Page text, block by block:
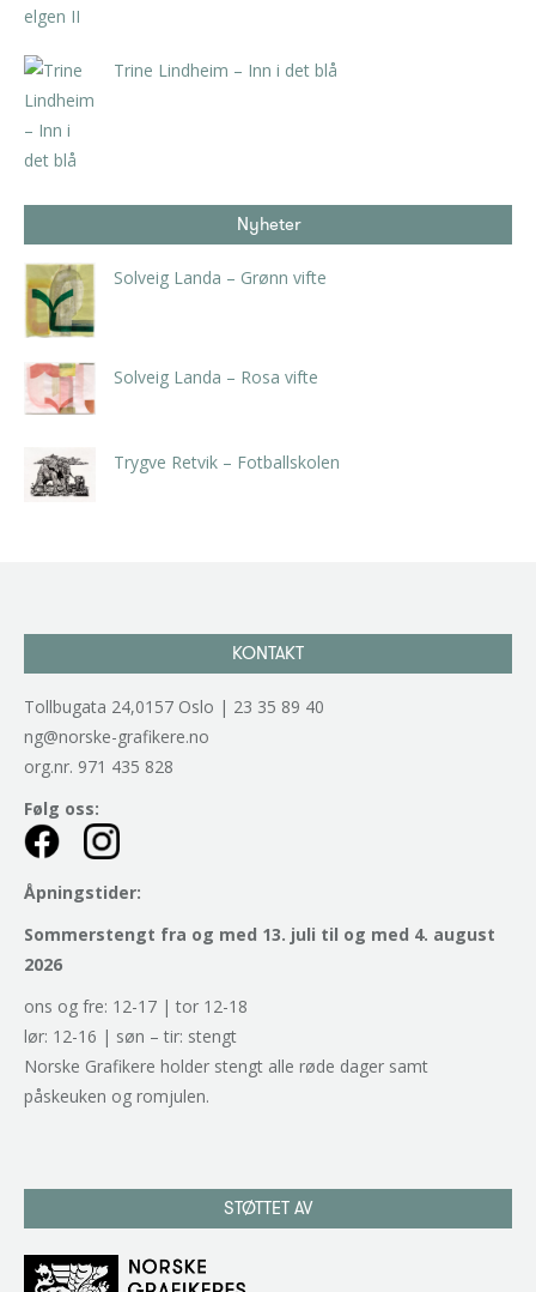
Trine Lindheim – Inn i det blå
Nyheter
Solveig Landa – Grønn vifte
Solveig Landa – Rosa vifte
Trygve Retvik – Fotballskolen
KONTAKT
Tollbugata 24,0157 Oslo | 23 35 89 40
ng@norske-grafikere.no
org.nr. 971 435 828
Følg oss:
Åpningstider:
Sommerstengt fra og med 13. juli til og med 4. august
2026
ons og fre: 12-17 | tor 12-18
lør: 12-16 | søn – tir: stengt
Norske Grafikere holder stengt alle røde dager samt
påskeuken og romjulen.
STØTTET AV